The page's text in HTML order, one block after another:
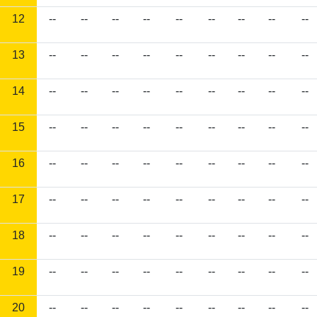
12 -- -- -- -- -- -- -- -- --
13 -- -- -- -- -- -- -- -- --
14 -- -- -- -- -- -- -- -- --
15 -- -- -- -- -- -- -- -- --
16 -- -- -- -- -- -- -- -- --
17 -- -- -- -- -- -- -- -- --
18 -- -- -- -- -- -- -- -- --
19 -- -- -- -- -- -- -- -- --
20 -- -- -- -- -- -- -- -- --